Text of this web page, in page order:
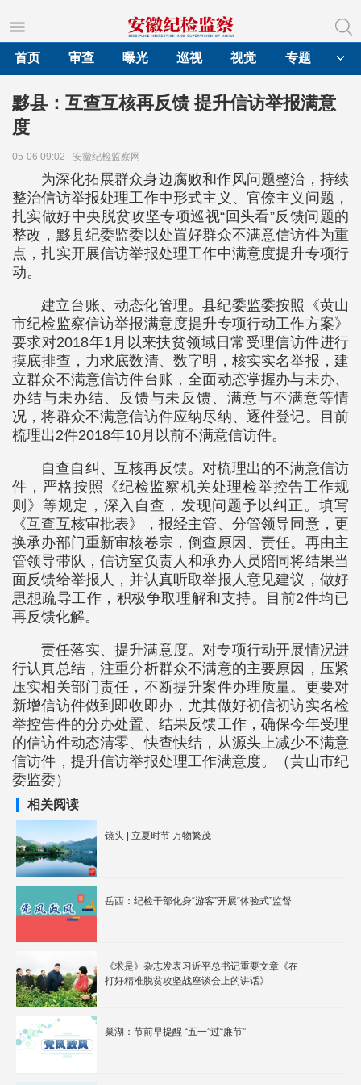
首页
审查 曝光 巡视 视觉 专题
黟县：互查互核再反馈 提升信访举报满意
度
05-06 09:02 安徽纪检监察网
为深化拓展群众身边腐败和作风问题整治，持续
整治信访举报处理工作中形式主义、官僚主义问题，
扎实做好中央脱贫攻坚专项巡视“回头看”反馈问题的
整改，黟县纪委监委以处置好群众不满意信访件为重
点，扎实开展信访举报处理工作中满意度提升专项行
动。
建立台账、动态化管理。县纪委监委按照《黄山
市纪检监察信访举报满意度提升专项行动工作方案》
要求对2018年1月以来扶贫领域日常受理信访件进行
摸底排查，力求底数清、数字明，核实实名举报，建
立群众不满意信访件台账，全面动态掌握办与未办、
办结与未办结、反馈与未反馈、满意与不满意等情
况，将群众不满意信访件应纳尽纳、逐件登记。目前
梳理出2件2018年10月以前不满意信访件。
自查自纠、互核再反馈。对梳理出的不满意信访
件，严格按照《纪检监察机关处理检举控告工作规
则》等规定，深入自查，发现问题予以纠正。填写
《互查互核审批表》，报经主管、分管领导同意，更
换承办部门重新审核卷宗，倒查原因、责任。再由主
管领导带队，信访室负责人和承办人员陪同将结果当
面反馈给举报人，并认真听取举报人意见建议，做好
思想疏导工作，积极争取理解和支持。目前2件均已
再反馈化解。
责任落实、提升满意度。对专项行动开展情况进
行认真总结，注重分析群众不满意的主要原因，压紧
压实相关部门责任，不断提升案件办理质量。更要对
新增信访件做到即收即办，尤其做好初信初访实名检
举控告件的分办处置、结果反馈工作，确保今年受理
的信访件动态清零、快查快结，从源头上减少不满意
信访件，提升信访举报处理工作满意度。（黄山市纪
委监委）
相关阅读
镜头 | 立夏时节 万物繁茂
岳西：纪检干部化身“游客”开展“体验式”监督
《求是》杂志发表习近平总书记重要文章《在
打好精准脱贫攻坚战座谈会上的讲话》
巢湖：节前早提醒 “五一”过“廉节”